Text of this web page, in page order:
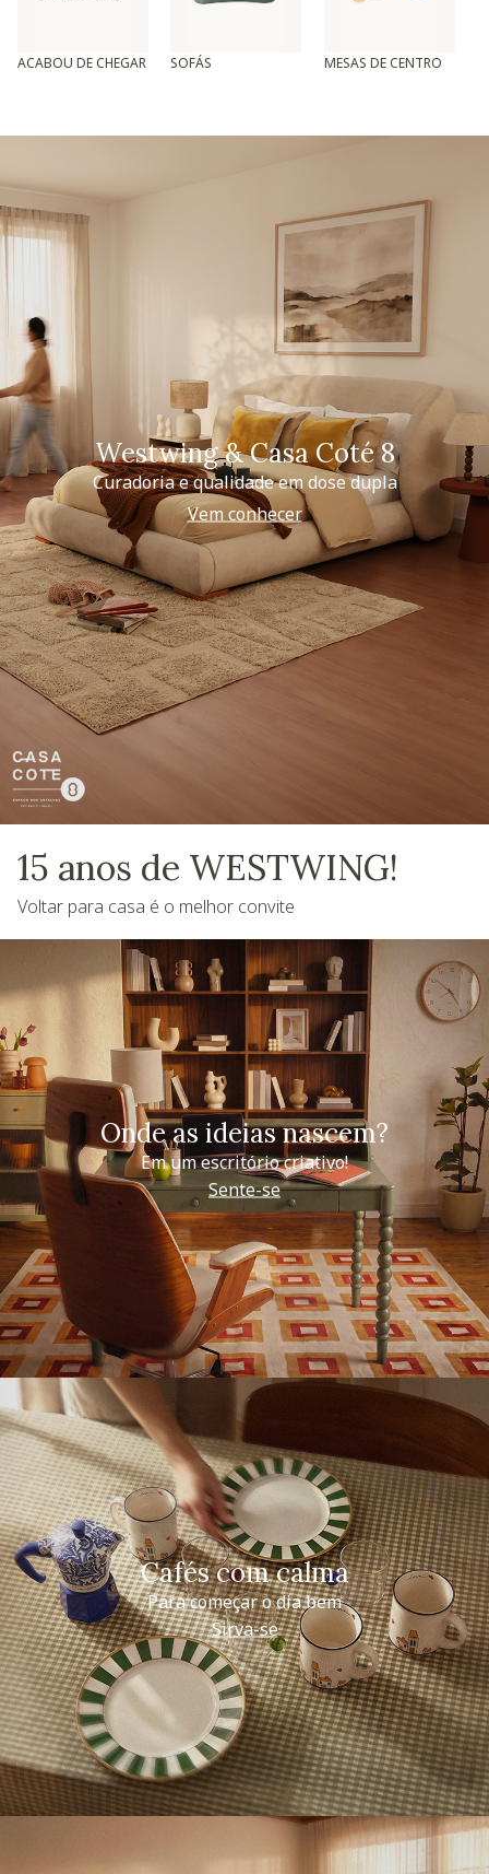
ACABOU DE CHEGAR SOFÁS MESAS DE CENTRO
Westwing & Casa Coté 8
Curadoria e qualidade em dose dupla
Vem conhecer
15 anos de WESTWING!
Voltar para casa é o melhor convite
Onde as ideias nascem?
Em um escritório criativo!
Sente-se
Cafés com calma
Para começar o dia bem
Sirva-se